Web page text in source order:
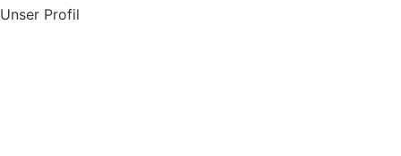
Unser Profil